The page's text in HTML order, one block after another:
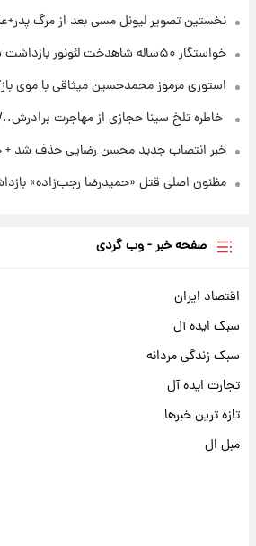
نخستین تصویر لیونل مسی بعد از مرگ
خواستگار ۵۰ساله شاهدخت لئونور بازداشت شد
استوری مرموز محمدحسین میثاقی با موی
خاطره تلخ سینا حجازی از مهاجرت برادرش../
خبر انتصاب جدید محسن رضایی حذف شد +
مظنون اصلی قتل «حمیدرضا رجب‌زاده»
صفحه خبر - وب گردی
اقتصاد ایران
سبک ایده آل
سبک زندگی مردانه
تجارت ایده آل
تازه ترین خبرها
مبل ال